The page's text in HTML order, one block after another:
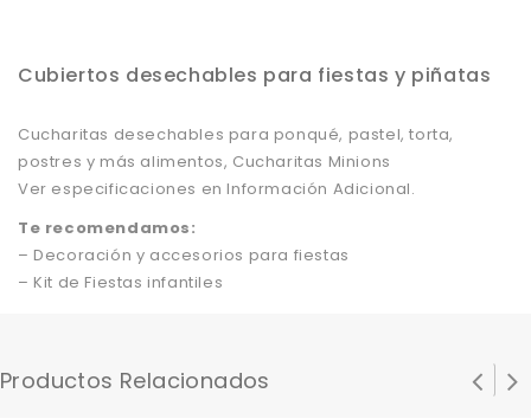
Cubiertos desechables para fiestas y piñatas
Cucharitas desechables para ponqué, pastel, torta,
postres y más alimentos, Cucharitas Minions
Ver especificaciones en Información Adicional.
Te recomendamos:
– Decoración y accesorios para fiestas
– Kit de Fiestas infantiles
Productos Relacionados